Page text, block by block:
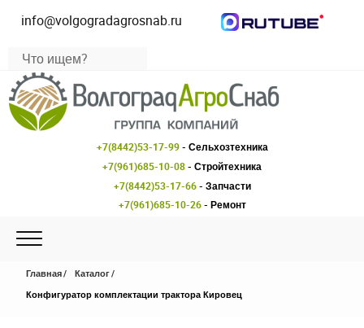
info@volgogradagrosnab.ru
+7(8442)53-17-99- Сельхозтехника
+7(961)685-10-08- Стройтехника
+7(8442)53-17-66- Запчасти
+7(961)685-10-26- Ремонт
Главная
Каталог
Конфигуратор комплектации трактора Кировец